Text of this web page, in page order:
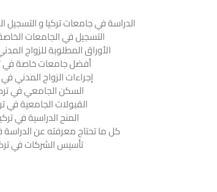
الدراسة في جامعات تركيا و التسجيل
التسجيل في الجامعات
الأوراق المطلوبة للزواج
أفضل جامعات خاصة في
إجراءات الزواج المدني في
السكن الجامعي في
القبولات الجامعية في
المنح الدراسية في
كل ما تحتاج معرفته عن
تأسيس الشركات في